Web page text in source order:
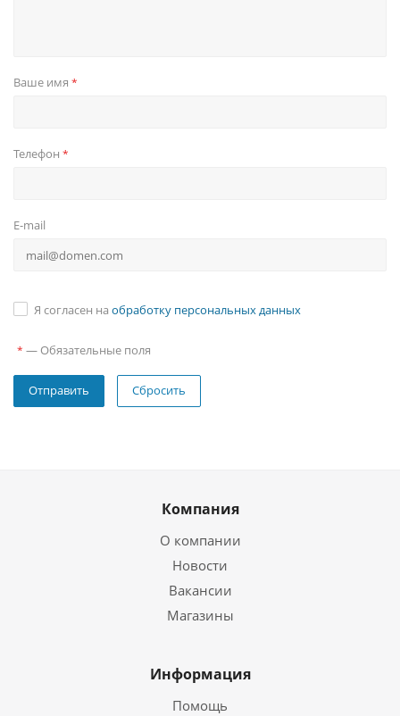
Ваше имя *
Телефон *
E-mail
Я согласен на обработку персональных данных
* — Обязательные поля
Сбросить
Компания
О компании
Новости
Вакансии
Магазины
Информация
Помощь